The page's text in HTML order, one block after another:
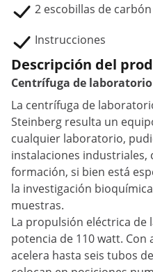
2 escobillas de carbón
Instrucciones
Descripción del
Centrífuga de laboratorio
La centrífuga de
Steinberg resulta un
cualquier laboratorio,
instalaciones industriales,
formación, si bien está
la investigación
muestras.
La propulsión eléctrica
potencia de 110 watt.
acelera hasta seis tubos